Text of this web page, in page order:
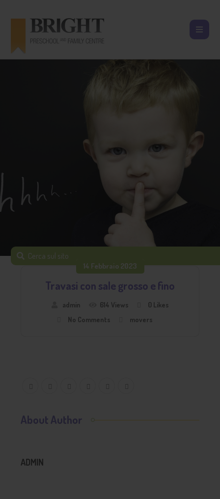
14 Febbraio 2023
Travasi con sale grosso e fino
admin 614 Views 0 Likes
No Comments
movers
About Author
ADMIN